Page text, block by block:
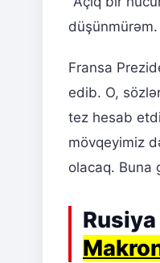
düşünmürəm.
Fransa
edib. O,
tez hesab
mövqeyimiz
olacaq. Buna